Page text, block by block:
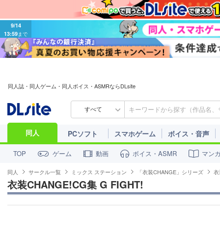
9/14
13:59まで
同人誌・同人ゲーム・同人ボイス・ASMRならDLsite
すべて
同人 PCソフト スマホゲーム ボイス・音声
TOP ゲーム 動画 ボイス・ASMR マン
同人 サークル一覧 ミックス ステーション 「衣装CHANGE」シリーズ
衣装CHANGE!CG集 G FIGHT!